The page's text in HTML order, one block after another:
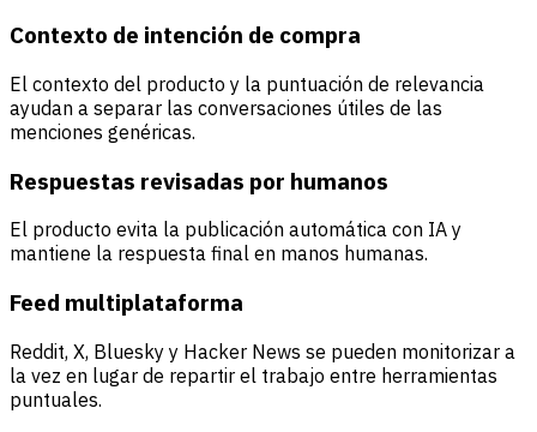
Contexto de intención de compra
El contexto del producto y la puntuación de relevancia
ayudan a separar las conversaciones útiles de las
menciones genéricas.
Respuestas revisadas por humanos
El producto evita la publicación automática con IA y
mantiene la respuesta final en manos humanas.
Feed multiplataforma
Reddit, X, Bluesky y Hacker News se pueden monitorizar a
la vez en lugar de repartir el trabajo entre herramientas
puntuales.